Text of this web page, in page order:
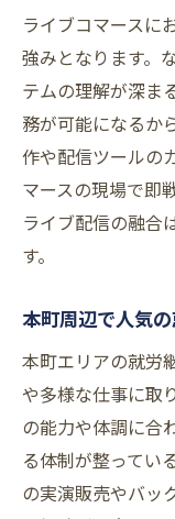
ライブコマースに
強みとなります。
テムの理解が深ま
務が可能になるか
作や配信ツールの
マースの現場で即
ライブ配信の融合
す。
本町周辺で人気
本町エリアの就労
や多様な仕事に取
の能力や体調に合
る体制が整ってい
の実演販売やバッ